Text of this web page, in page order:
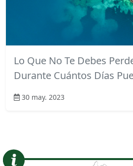
Lo Que No Te Debes
Durante Cuántos Días
30 may. 2023